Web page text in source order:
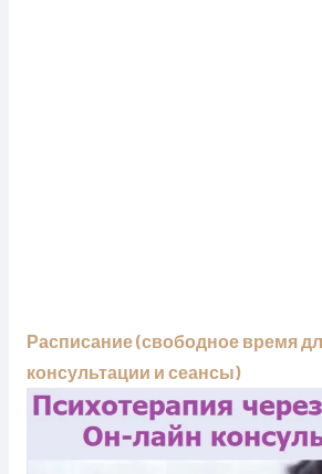
Расписание (свободное время
консультации и сеансы)